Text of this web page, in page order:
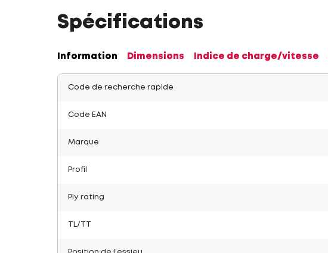
Spécifications
Information Dimensions Indice de charge/vitesse
Code de recherche rapide
Code EAN
Marque
Profil
Ply rating
TL/TT